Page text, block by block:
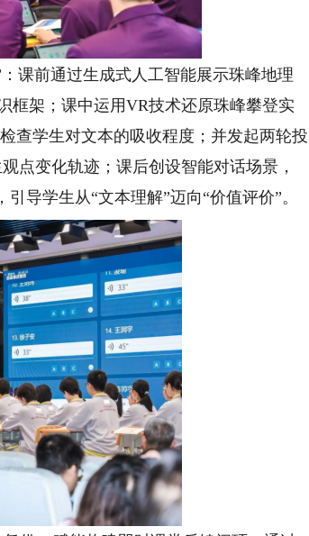
前通过生成式人工智能展示珠峰地理
框架；课中运用VR技术还原珠峰攀登实
查学生对文本的吸收程度；并发起两轮投
点变化轨迹；课后创设智能对话场景，
导学生从“文本理解”迈向“价值评价”。